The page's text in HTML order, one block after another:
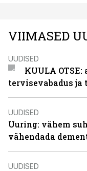
VIIMASED
UUDISED
KUULA
tervisevabadus
UUDISED
Uuring: vähem
vähendada
UUDISED